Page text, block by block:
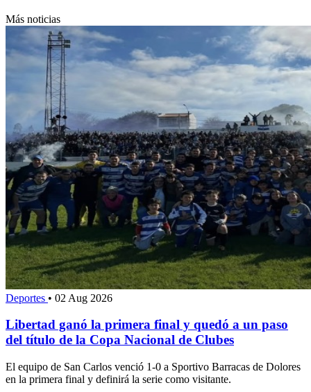
Más noticias
Deportes • 02 Aug 2026
Libertad ganó la primera final y quedó a un paso
del título de la Copa Nacional de Clubes
El equipo de San Carlos venció 1-0 a Sportivo Barracas de Dolores
en la primera final y definirá la serie como visitante.